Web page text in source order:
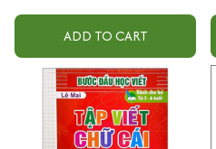
ADD TO CART